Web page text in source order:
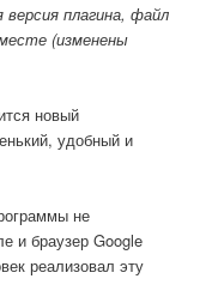
плагина, файл
(изменены
новый
удобный и
не
и браузер Google
реализовал эту